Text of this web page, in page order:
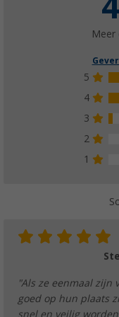
Meer
5
4
3
2
1
"Als ze eenmaal zijn
goed op hun plaats
snel en veilig